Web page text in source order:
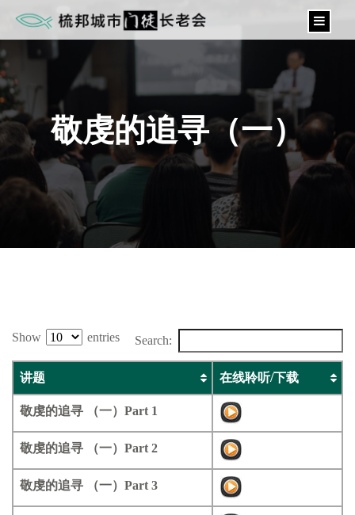
敬虔的追寻（一）
Show entries Search:
讲题 在线聆听/下载
敬虔的追寻 （一）Part 1
敬虔的追寻 （一）Part 2
敬虔的追寻 （一）Part 3